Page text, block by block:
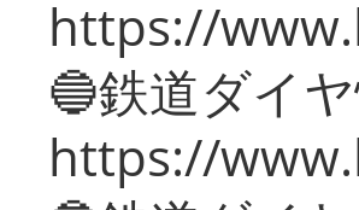
https://
🔵鉄道ダイ
https://